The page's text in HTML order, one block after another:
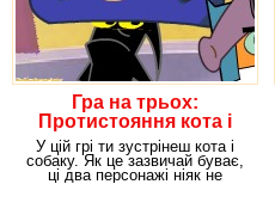
Гра на трьох:
Протистояння кота і
пса
У цій грі ти зустрінеш кота і
собаку. Як це зазвичай буває,
ці два персонажі ніяк не